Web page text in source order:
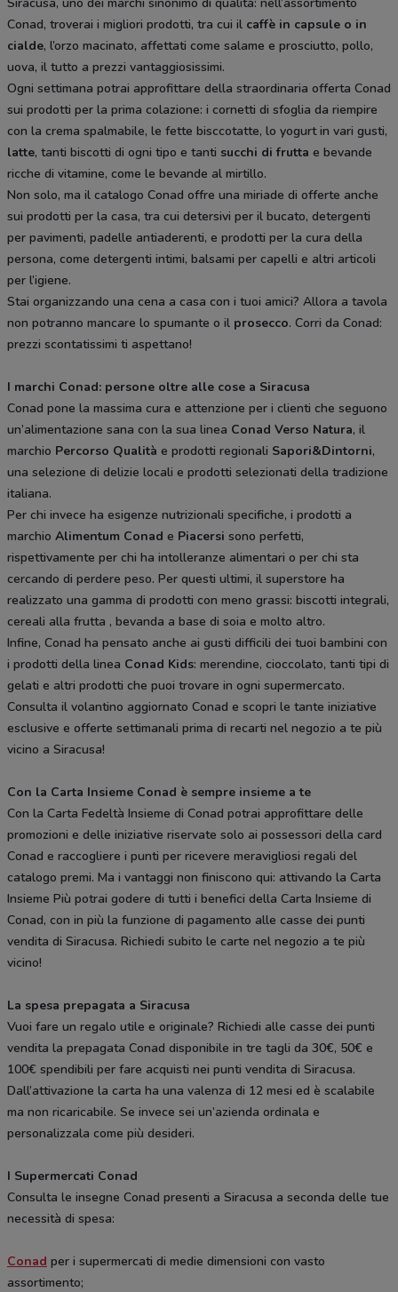
Conad, troverai i migliori prodotti, tra cui il caffè in capsule o in
cialde, l’orzo macinato, affettati come salame e prosciutto, pollo,
uova, il tutto a prezzi vantaggiosissimi.
Ogni settimana potrai approfittare della straordinaria offerta Conad
sui prodotti per la prima colazione: i cornetti di sfoglia da riempire
con la crema spalmabile, le fette bisccotatte, lo yogurt in vari gusti,
latte, tanti biscotti di ogni tipo e tanti succhi di frutta e bevande
ricche di vitamine, come le bevande al mirtillo.
Non solo, ma il catalogo Conad offre una miriade di offerte anche
sui prodotti per la casa, tra cui detersivi per il bucato, detergenti
per pavimenti, padelle antiaderenti, e prodotti per la cura della
persona, come detergenti intimi, balsami per capelli e altri articoli
per l’igiene.
Stai organizzando una cena a casa con i tuoi amici? Allora a tavola
non potranno mancare lo spumante o il prosecco. Corri da Conad:
prezzi scontatissimi ti aspettano!
I marchi Conad: persone oltre alle cose a Siracusa
Conad pone la massima cura e attenzione per i clienti che seguono
un’alimentazione sana con la sua linea Conad Verso Natura, il
marchio Percorso Qualità e prodotti regionali Sapori&Dintorni,
una selezione di delizie locali e prodotti selezionati della tradizione
italiana.
Per chi invece ha esigenze nutrizionali specifiche, i prodotti a
marchio Alimentum Conad e Piacersi sono perfetti,
rispettivamente per chi ha intolleranze alimentari o per chi sta
cercando di perdere peso. Per questi ultimi, il superstore ha
realizzato una gamma di prodotti con meno grassi: biscotti integrali,
cereali alla frutta , bevanda a base di soia e molto altro.
Infine, Conad ha pensato anche ai gusti difficili dei tuoi bambini con
i prodotti della linea Conad Kids: merendine, cioccolato, tanti tipi di
gelati e altri prodotti che puoi trovare in ogni supermercato.
Consulta il volantino aggiornato Conad e scopri le tante iniziative
esclusive e offerte settimanali prima di recarti nel negozio a te più
vicino a Siracusa!
Con la Carta Insieme Conad è sempre insieme a te
Con la Carta Fedeltà Insieme di Conad potrai approfittare delle
promozioni e delle iniziative riservate solo ai possessori della card
Conad e raccogliere i punti per ricevere meravigliosi regali del
catalogo premi. Ma i vantaggi non finiscono qui: attivando la Carta
Insieme Più potrai godere di tutti i benefici della Carta Insieme di
Conad, con in più la funzione di pagamento alle casse dei punti
vendita di Siracusa. Richiedi subito le carte nel negozio a te più
vicino!
La spesa prepagata a Siracusa
Vuoi fare un regalo utile e originale? Richiedi alle casse dei punti
vendita la prepagata Conad disponibile in tre tagli da 30€, 50€ e
100€ spendibili per fare acquisti nei punti vendita di Siracusa.
Dall’attivazione la carta ha una valenza di 12 mesi ed è scalabile
ma non ricaricabile. Se invece sei un’azienda ordinala e
personalizzala come più desideri.
I Supermercati Conad
Consulta le insegne Conad presenti a Siracusa a seconda delle tue
necessità di spesa:
Conad per i supermercati di medie dimensioni con vasto
assortimento;